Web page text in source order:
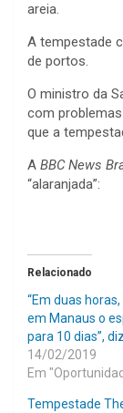
areia.
A tempestade
de portos.
O ministro da
com
que a
A BBC News
“alaranjada”:
Relacionado
“Em duas
em Manaus o
para 10 dias”,
14/02/2019
Em
Tempestade